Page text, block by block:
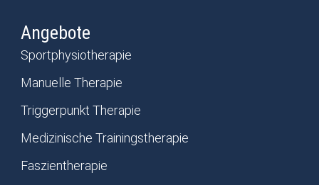
Angebote
Sportphysiotherapie
Manuelle Therapie
Triggerpunkt Therapie
Medizinische Trainingstherapie
Faszientherapie